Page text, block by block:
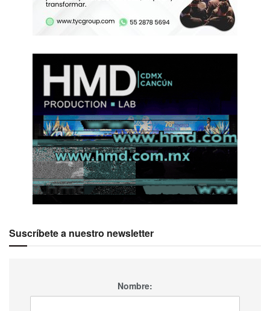
Suscríbete a nuestro newsletter
Nombre: